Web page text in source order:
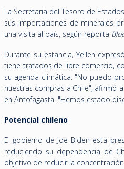
La Secretaria del Tesoro de
sus importaciones de minerales
una visita al país, según reporta
Durante su estancia, Yellen
tiene tratados de libre comercio,
su agenda climática. "No puedo
nuestras compras a Chile", afirmó
en Antofagasta. "Hemos estado
Potencial chileno
El gobierno de Joe Biden está
reduciendo su dependencia de
objetivo de reducir la